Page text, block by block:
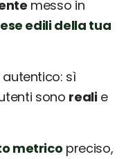
messo in
edili della tua
sì
sono realie
metrico preciso,